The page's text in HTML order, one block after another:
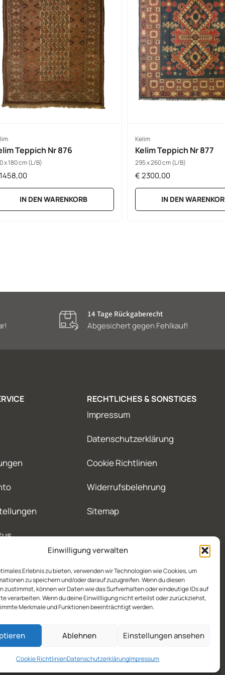
Einwilligung verwalten
Erlebnis zu bieten, verwenden wir Technologien wie Cookies, um
zu speichern und/oder darauf zuzugreifen. Wenn du diesen
zustimmst, können wir Daten wie das Surfverhalten oder eindeutige IDs auf
verarbeiten. Wenn du deine Einwillligung nicht erteilst oder zurückziehst,
Merkmale und Funktionen beeinträchtigt werden.
Ablehnen Einstellungen ansehen
Cookie RichtlinienDatenschutzerklärungImpressum
Teppich Nr 876
x 180 cm (L/B)
IN DEN WARENKORB
Kelim
Kelim Teppich Nr 877
295 x 260 cm (L/B)
€2300,00
IN DEN
14 Tage Rückgaberecht
Abgesichert gegen Fehlkauf!
RECHTLICHES & SONSTIGES
Impressum
Datenschutzerklärung
Cookie Richtlinien
Widerrufsbelehrung
Sitemap